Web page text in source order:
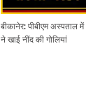
बीकानेर: पीबीएम अस्पताल
ने खाई नींद की गोलियां